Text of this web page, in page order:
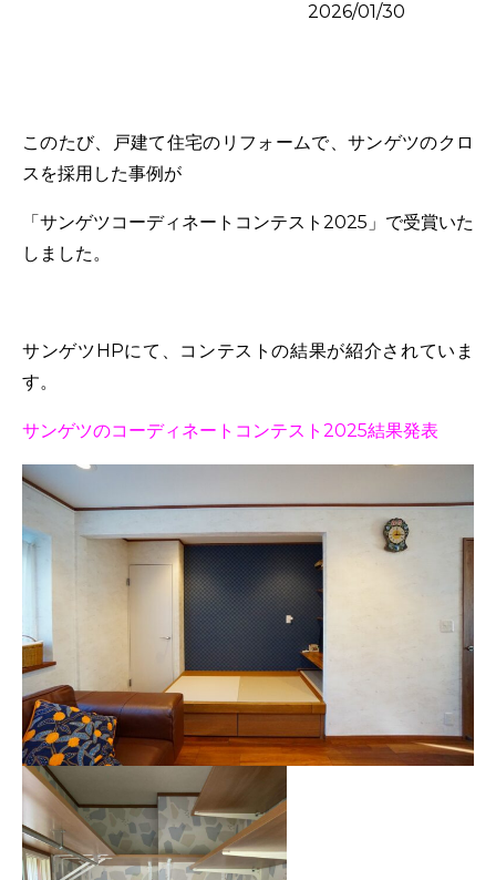
2026/01/30
このたび、戸建て住宅のリフォームで、サンゲツのクロ
スを採用した事例が
「サンゲツコーディネートコンテスト2025」で受賞いた
しました。
サンゲツHPにて、コンテストの結果が紹介されていま
す。
サンゲツのコーディネートコンテスト2025結果発表